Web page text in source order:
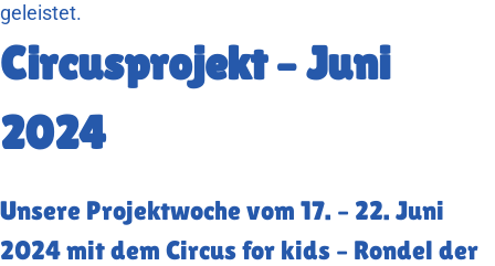
geleistet.
Circusprojekt – Juni
2024
Unsere Projektwoche vom 17. – 22. Juni
2024 mit dem Circus for kids – Rondel der